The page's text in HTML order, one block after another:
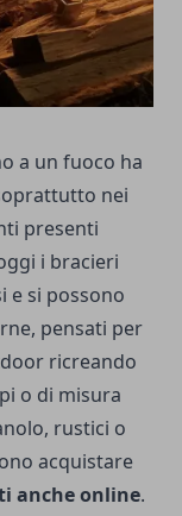
a un fuoco ha
nei
presenti
i bracieri
e si possono
pensati per
ricreando
o di misura
rustici o
acquistare
anche online.